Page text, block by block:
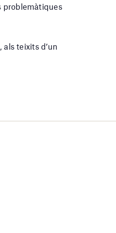
problemàtiques
als teixits d’un